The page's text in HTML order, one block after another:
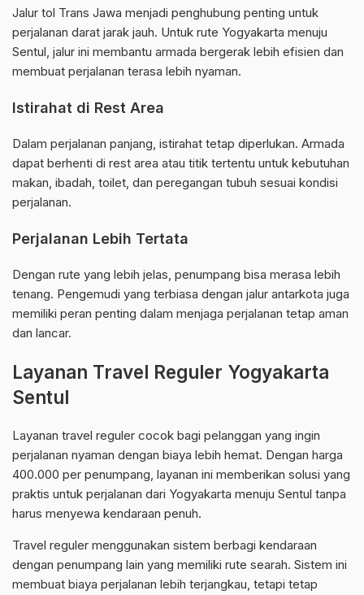
Jalur tol Trans Jawa menjadi penghubung penting untuk
perjalanan darat jarak jauh. Untuk rute Yogyakarta menuju
Sentul, jalur ini membantu armada bergerak lebih efisien dan
membuat perjalanan terasa lebih nyaman.
Istirahat di Rest Area
Dalam perjalanan panjang, istirahat tetap diperlukan. Armada
dapat berhenti di rest area atau titik tertentu untuk kebutuhan
makan, ibadah, toilet, dan peregangan tubuh sesuai kondisi
perjalanan.
Perjalanan Lebih Tertata
Dengan rute yang lebih jelas, penumpang bisa merasa lebih
tenang. Pengemudi yang terbiasa dengan jalur antarkota juga
memiliki peran penting dalam menjaga perjalanan tetap aman
dan lancar.
Layanan Travel Reguler Yogyakarta
Sentul
Layanan travel reguler cocok bagi pelanggan yang ingin
perjalanan nyaman dengan biaya lebih hemat. Dengan harga
400.000 per penumpang, layanan ini memberikan solusi yang
praktis untuk perjalanan dari Yogyakarta menuju Sentul tanpa
harus menyewa kendaraan penuh.
Travel reguler menggunakan sistem berbagi kendaraan
dengan penumpang lain yang memiliki rute searah. Sistem ini
membuat biaya perjalanan lebih terjangkau, tetapi tetap